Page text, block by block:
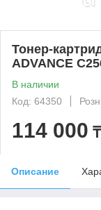
Тонер-
ADVANCE
В наличии
Код: 64350
114 000 ₸
Описание